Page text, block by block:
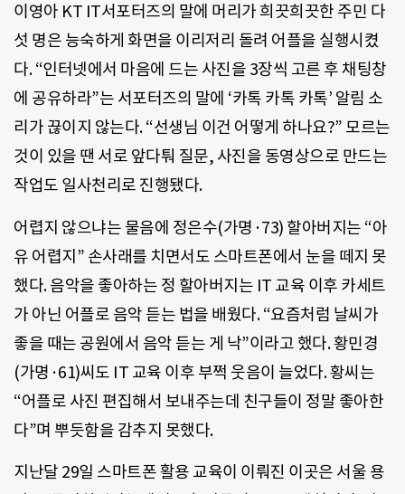
이영아 KT IT서포터즈의 말에 머리가 희끗희끗한 주민 다
섯 명은 능숙하게 화면을 이리저리 돌려 어플을 실행시켰
다. “인터넷에서 마음에 드는 사진을 3장씩 고른 후 채팅창
에 공유하라”는 서포터즈의 말에 ‘카톡 카톡 카톡’ 알림 소
리가 끊이지 않는다. “선생님 이건 어떻게 하나요?” 모르는
것이 있을 땐 서로 앞다퉈 질문, 사진을 동영상으로 만드는
작업도 일사천리로 진행됐다.
어렵지 않으냐는 물음에 정은수(가명·73) 할아버지는 “아
유 어렵지” 손사래를 치면서도 스마트폰에서 눈을 떼지 못
했다. 음악을 좋아하는 정 할아버지는 IT 교육 이후 카세트
가 아닌 어플로 음악 듣는 법을 배웠다. “요즘처럼 날씨가
좋을 때는 공원에서 음악 듣는 게 낙”이라고 했다. 황민경
(가명·61)씨도 IT 교육 이후 부쩍 웃음이 늘었다. 황씨는
“어플로 사진 편집해서 보내주는데 친구들이 정말 좋아한
다”며 뿌듯함을 감추지 못했다.
지난달 29일 스마트폰 활용 교육이 이뤄진 이곳은 서울 용